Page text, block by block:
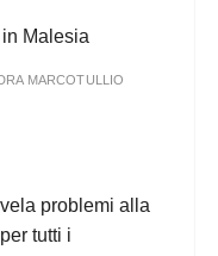
Malesia
MARCOTULLIO
problemi alla
tutti i